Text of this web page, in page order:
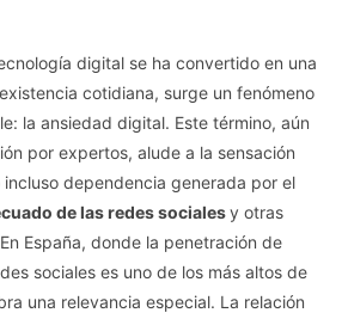
digital se ha convertido en una
cotidiana, surge un fenómeno
la ansiedad digital. Este término, aún
por expertos, alude a la sensación
dependencia generada por el
de las redes socialesy otras
España, donde la penetración de
sociales es uno de los más altos de
una relevancia especial. La relación